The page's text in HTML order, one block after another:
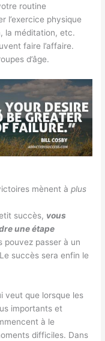
routine
l’exercice physique
la méditation, etc.
faire l’affaire.
d’âge.
mènent àplus
succès, vous
une étape
passer à un
succès sera enfin le
veut que lorsque les
importants et
à le
difficiles. Dans